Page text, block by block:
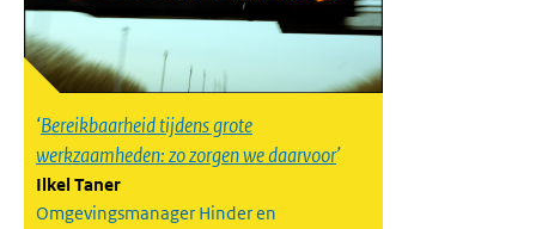
Bereikbaarheid tijdens grote
werkzaamheden: zo zorgen we daarvoor
Ilkel Taner
Omgevingsmanager Hinder en